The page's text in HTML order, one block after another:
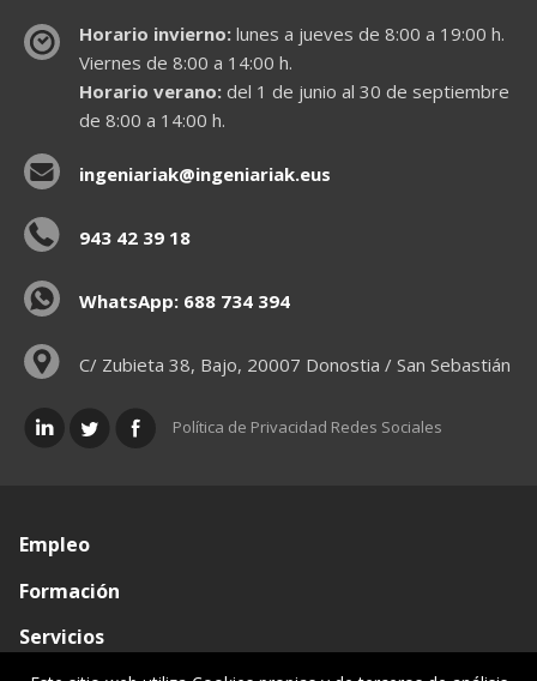
Horario invierno:lunes a jueves de 8:00 a 19:00 h.
Viernes de 8:00 a 14:00 h.
Horario verano:del 1 de junio al 30 de septiembre
de 8:00 a 14:00 h.
ingeniariak@ingeniariak.eus
943 42 39 18
WhatsApp: 688 734 394
C/ Zubieta 38, Bajo, 20007 Donostia / San Sebastián
Política de Privacidad Redes Sociales
Empleo
Formación
Servicios